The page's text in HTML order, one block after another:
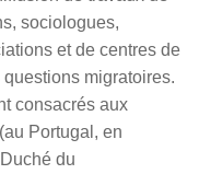
sociologues,
et de centres de
migratoires.
consacrés aux
Portugal, en
du